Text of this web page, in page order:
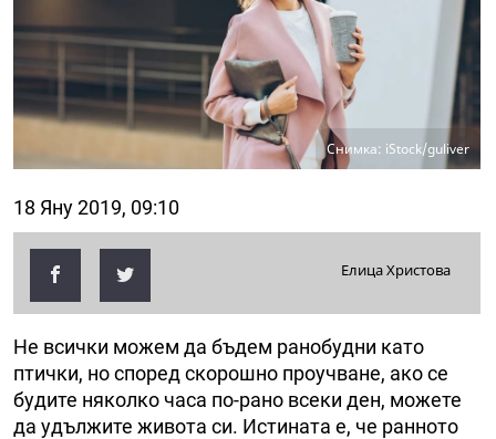
Снимка: iStock/guliver
18 Яну 2019, 09:10
Елица Христова
Не всички можем да бъдем ранобудни като
птички, но според скорошно проучване, ако се
будите няколко часа по-рано всеки ден, можете
да удължите живота си. Истината е, че ранното